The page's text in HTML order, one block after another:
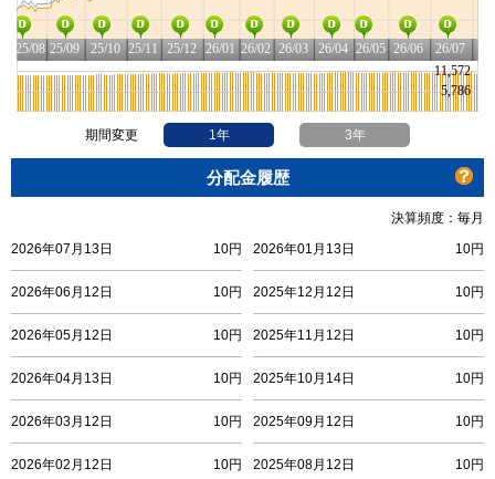
期間変更 1年 3年
分配金履歴
決算頻度：毎月
2026年07月13日
10円
2026年06月12日 10円
2026年05月12日 10円
2026年04月13日 10円
2026年03月12日 10円
2026年02月12日 10円
2026年01月13日 10円
2025年12月12日 10円
2025年11月12日 10円
2025年10月14日 10円
2025年09月12日 10円
2025年08月12日 10円